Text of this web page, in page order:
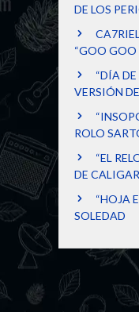
DE LOS
“GOO GOO
“DÍA DE
VERSIÓN
ROLO
“EL
DE
“HOJA
SOLEDAD